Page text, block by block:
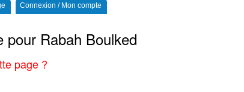
Connexion / Mon compte
pour Rabah Boulked
page ?